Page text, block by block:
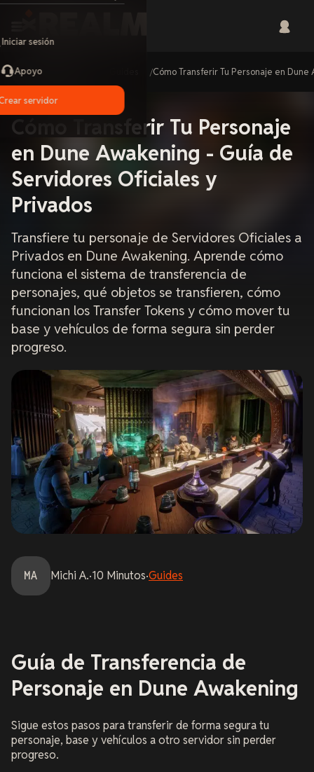
Iniciar sesión
Apoyo
servidor
Cómo Transferir Tu Personaje en
Cómo Transferir Tu Personaje
en Dune Awakening - Guía de
Servidores Oficiales y
Privados
Transfiere tu personaje de Servidores Oficiales a
Privados en Dune Awakening. Aprende cómo
funciona el sistema de transferencia de
personajes, qué objetos se transfieren, cómo
funcionan los Transfer Tokens y cómo mover tu
base y vehículos de forma segura sin perder
progreso.
MA Michi A.·10 Minutos·Guides
Guía de Transferencia de
Personaje en Dune Awakening
Sigue estos pasos para transferir de forma segura tu
personaje, base y vehículos a otro servidor sin perder
progreso.